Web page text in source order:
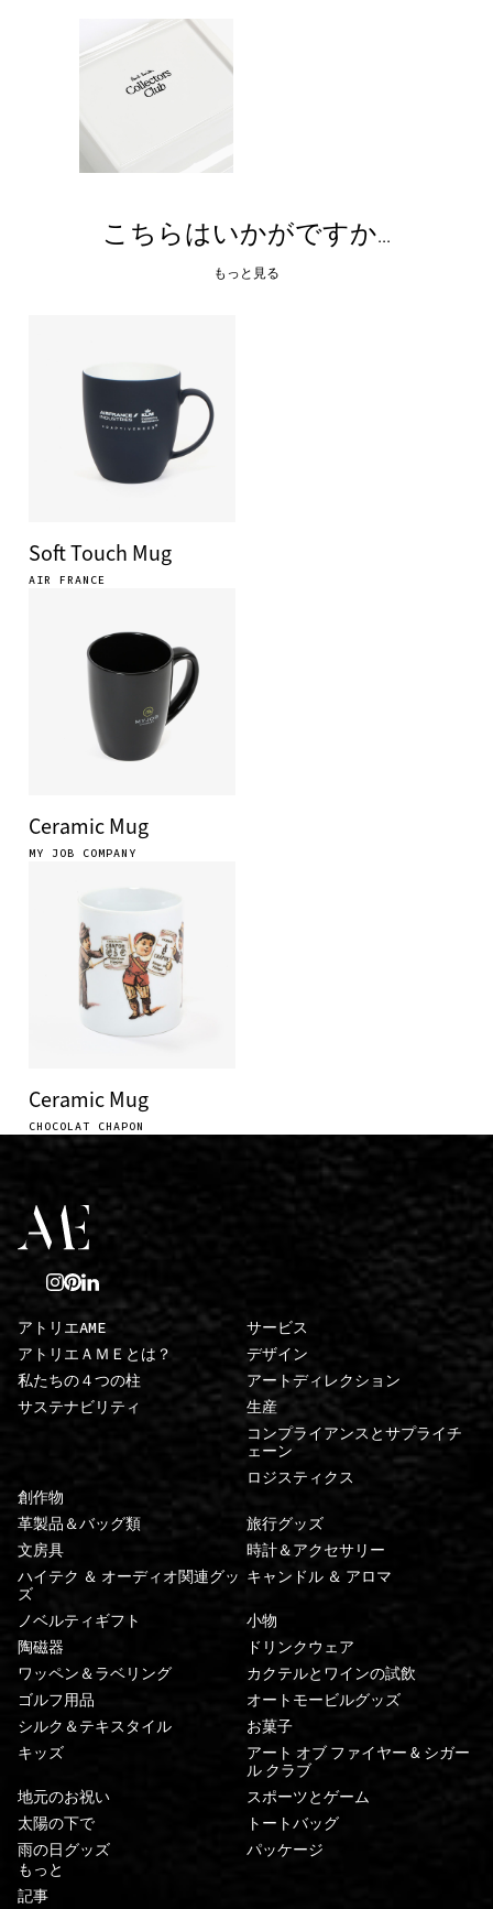
こちらはいかがですか...
もっと見る
Soft Touch Mug
AIR FRANCE
Ceramic Mug
MY JOB COMPANY
Ceramic Mug
CHOCOLAT CHAPON
アトリエAME
アトリエＡＭＥとは？
私たちの４つの柱
サステナビリティ
サービス
デザイン
アートディレクション
生産
コンプライアンスとサプライチ
ェーン
ロジスティクス
創作物
革製品＆バッグ類
旅行グッズ
文房具
時計＆アクセサリー
ハイテク ＆ オーディオ関連グッ
ズ
キャンドル ＆ アロマ
ノベルティギフト
小物
陶磁器
ドリンクウェア
ワッペン＆ラベリング
カクテルとワインの試飲
ゴルフ用品
オートモービルグッズ
シルク＆テキスタイル
お菓子
キッズ
アート オブ ファイヤー & シガー
ル クラブ
地元のお祝い
スポーツとゲーム
太陽の下で
トートバッグ
雨の日グッズ
パッケージ
もっと
記事